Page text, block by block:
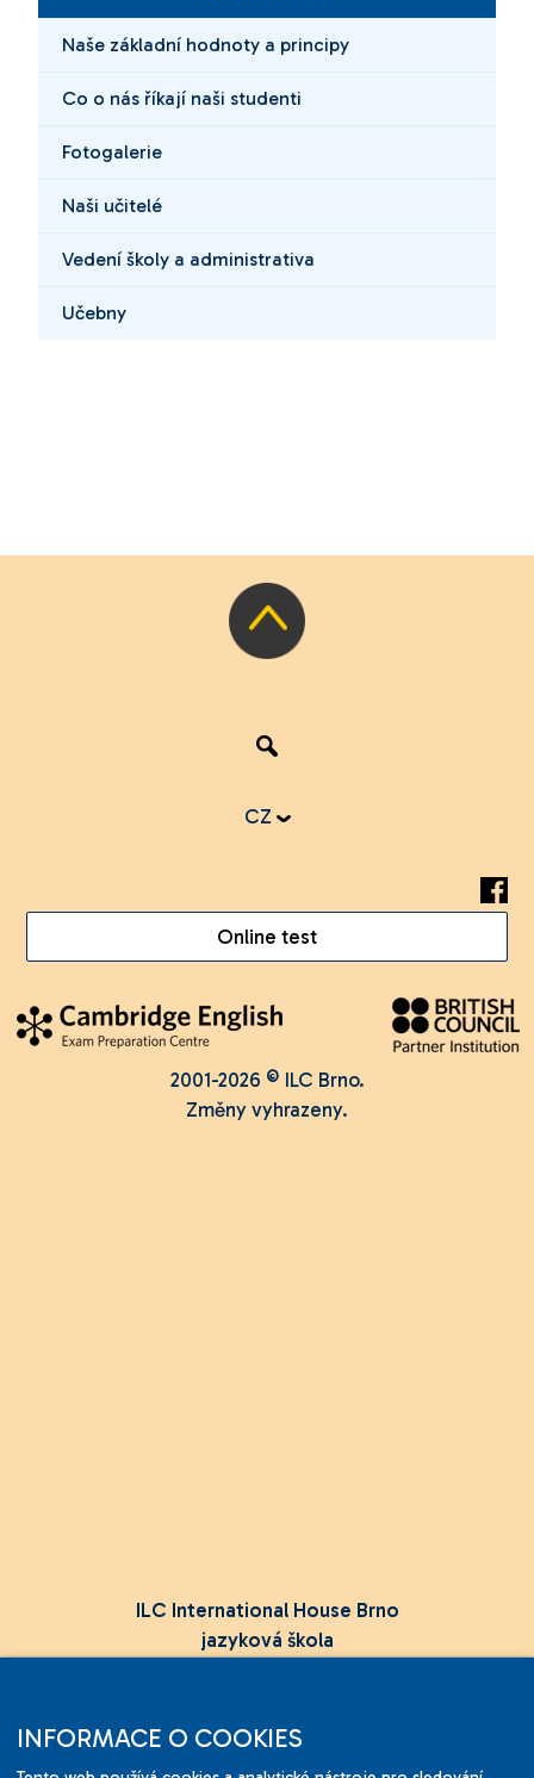
Naše základní hodnoty a principy
Co o nás říkají naši studenti
Fotogalerie
Naši učitelé
Vedení školy a administrativa
Učebny
CZ
Online test
2001-2026 © ILC Brno.
Změny vyhrazeny.
ILC International House Brno
jazyková škola
INFORMACE O COOKIES